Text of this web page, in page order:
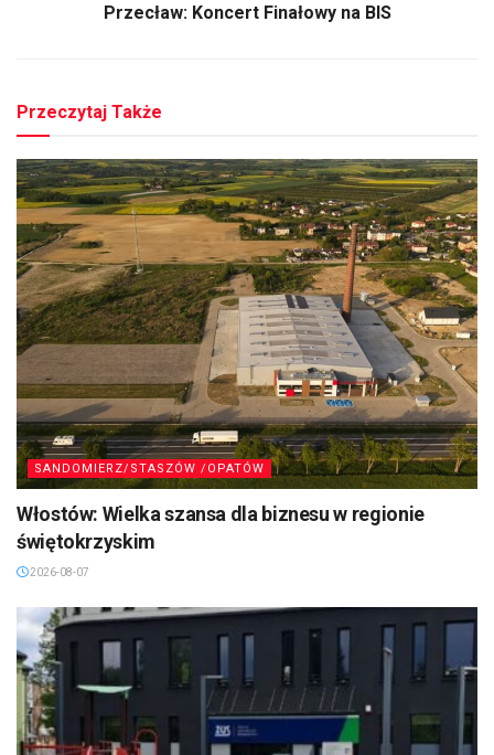
Przecław: Koncert Finałowy na BIS
Przeczytaj Także
SANDOMIERZ/STASZÓW /OPATÓW
Włostów: Wielka szansa dla biznesu w regionie
świętokrzyskim
2026-08-07